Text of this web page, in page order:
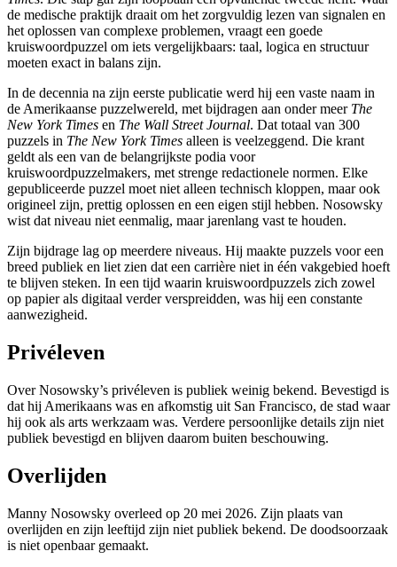
de medische praktijk draait om het zorgvuldig lezen van signalen en
het oplossen van complexe problemen, vraagt een goede
kruiswoordpuzzel om iets vergelijkbaars: taal, logica en structuur
moeten exact in balans zijn.
In de decennia na zijn eerste publicatie werd hij een vaste naam in
de Amerikaanse puzzelwereld, met bijdragen aan onder meer The
New York Times en The Wall Street Journal. Dat totaal van 300
puzzels in The New York Times alleen is veelzeggend. Die krant
geldt als een van de belangrijkste podia voor
kruiswoordpuzzelmakers, met strenge redactionele normen. Elke
gepubliceerde puzzel moet niet alleen technisch kloppen, maar ook
origineel zijn, prettig oplossen en een eigen stijl hebben. Nosowsky
wist dat niveau niet eenmalig, maar jarenlang vast te houden.
Zijn bijdrage lag op meerdere niveaus. Hij maakte puzzels voor een
breed publiek en liet zien dat een carrière niet in één vakgebied hoeft
te blijven steken. In een tijd waarin kruiswoordpuzzels zich zowel
op papier als digitaal verder verspreidden, was hij een constante
aanwezigheid.
Privéleven
Over Nosowsky’s privéleven is publiek weinig bekend. Bevestigd is
dat hij Amerikaans was en afkomstig uit San Francisco, de stad waar
hij ook als arts werkzaam was. Verdere persoonlijke details zijn niet
publiek bevestigd en blijven daarom buiten beschouwing.
Overlijden
Manny Nosowsky overleed op 20 mei 2026. Zijn plaats van
overlijden en zijn leeftijd zijn niet publiek bekend. De doodsoorzaak
is niet openbaar gemaakt.